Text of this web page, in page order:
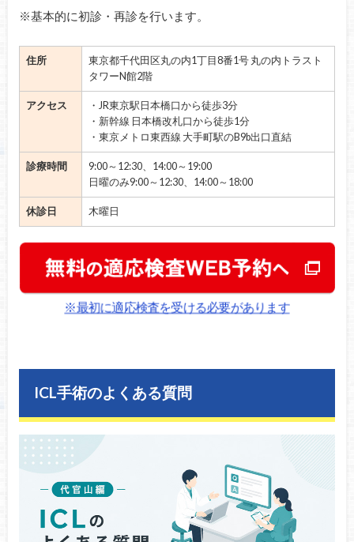
※基本的に初診・再診を行います。
住所
東京都千代田区丸の内1丁目8番1号 丸の内トラスト
タワーN館2階
アクセス
・JR東京駅日本橋口から徒歩3分
・新幹線 日本橋改札口から徒歩1分
・東京メトロ東西線 大手町駅のB9b出口直結
診療時間
9:00～12:30、14:00～19:00
日曜のみ9:00～12:30、14:00～18:00
休診日 木曜日
※最初に適応検査を受ける必要があります
ICL手術のよくある質問